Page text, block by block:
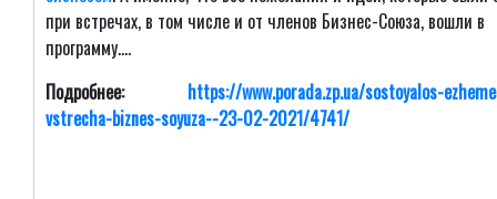
при встречах, в том числе и от членов Бизнес-Союза, вошли в
программу....
Подробнее: https://www.porada.zp.ua/sostoyalos-
vstrecha-biznes-soyuza--23-02-2021/4741/